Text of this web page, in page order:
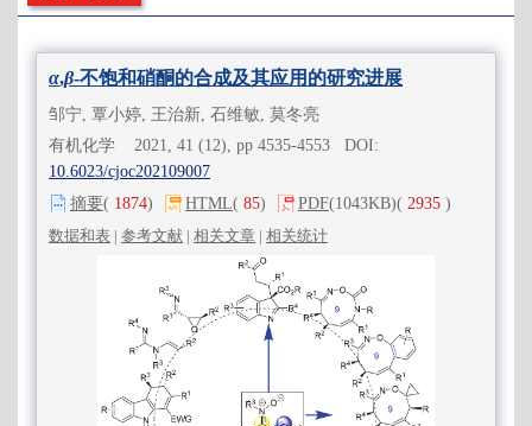
α,β-不饱和硝酮的合成及其应用的研究进展
邹宁, 覃小婷, 王治新, 石维敏, 莫冬亮
有机化学 2021, 41 (12), pp 4535-4553 DOI:
10.6023/cjoc202109007
摘要( 1874) HTML( 85) PDF(1043KB)( 2935 )
数据和表 | 参考文献 | 相关文章 | 相关统计